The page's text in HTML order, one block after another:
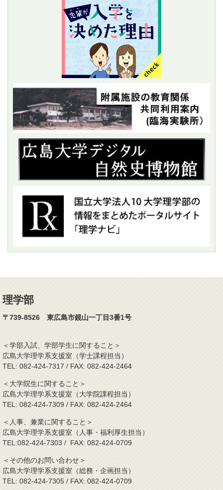
理学部
〒739-8526 東広島市鏡山一丁目3番1号
＜学部入試、学部学生に関すること＞
広島大学理学系支援室（学士課程担当）
TEL: 082-424-7317 / FAX: 082-424-2464
＜大学院生に関すること＞
広島大学理学系支援室（大学院課程担当）
TEL: 082-424-7309 / FAX: 082-424-2464
＜人事、兼業に関すること＞
広島大学理学系支援室（人事・福利厚生担当）
TEL:082-424-7303 / FAX: 082-424-0709
＜その他のお問い合わせ＞
広島大学理学系支援室（総務・企画担当）
TEL: 082-424-7305 / FAX: 082-424-0709